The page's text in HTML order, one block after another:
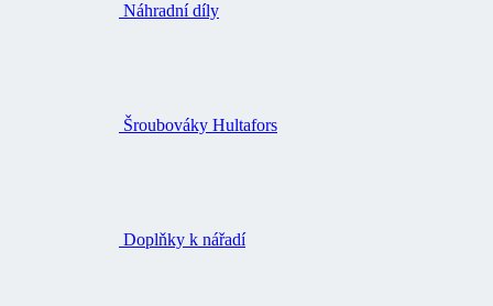
Náhradní díly
Šroubováky Hultafors
Doplňky k nářadí